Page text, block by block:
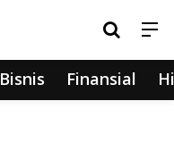
Bisnis Finansial